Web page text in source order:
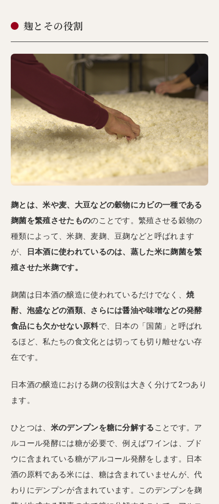
麹とその役割
麹とは、米や麦、大豆などの穀物にカビの一種である
麹菌を繁殖させたもののことです。繁殖させる穀物の
種類によって、米麹、麦麹、豆麹などと呼ばれます
が、
日本酒に使われているのは、蒸した米に麹菌を繁
殖させた米麹です。
麹菌は日本酒の醸造に使われているだけでなく、焼
酎、泡盛などの酒類、さらには醤油や味噌などの発酵
食品にも欠かせない原料で、日本の「国菌」と呼ばれ
るほど、私たちの食文化とは切っても切り離せない存
在です。
日本酒の醸造における麹の役割は大きく分けて2つあり
ます。
ひとつは、 米のデンプンを糖に分解する ことです。ア
ルコール発酵には糖が必要で、例えばワインは、ブド
ウに含まれている糖がアルコール発酵をします。日本
酒の原料である米には、糖は含まれていませんが、代
わりにデンプンが含まれています。このデンプンを麹